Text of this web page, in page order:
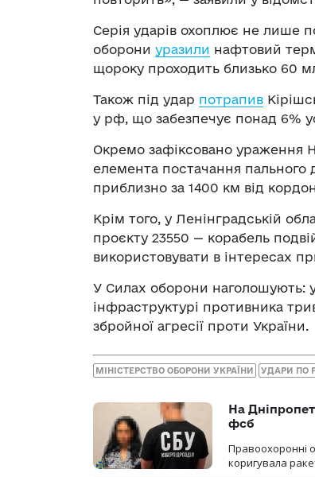
Серія ударів охоплює не лише
оборони уразили нафтовий
щороку проходить близько 60
Також під удар потрапив
у рф, що забезпечує понад 6%
Окремо зафіксовано
елемента постачання пального
приблизно за 1400 км від
Крім того, у Ленінградській
проєкту 23550 — корабель
використовувати в інтересах
У Силах оборони наголошують:
інфраструктурі противника
збройної агресії проти України.
МІНІСТЕРСТВО ОБОРОНИ УКРАЇНИ УДАРИ ПО
На
фсб
Правоохоронні
коригувала